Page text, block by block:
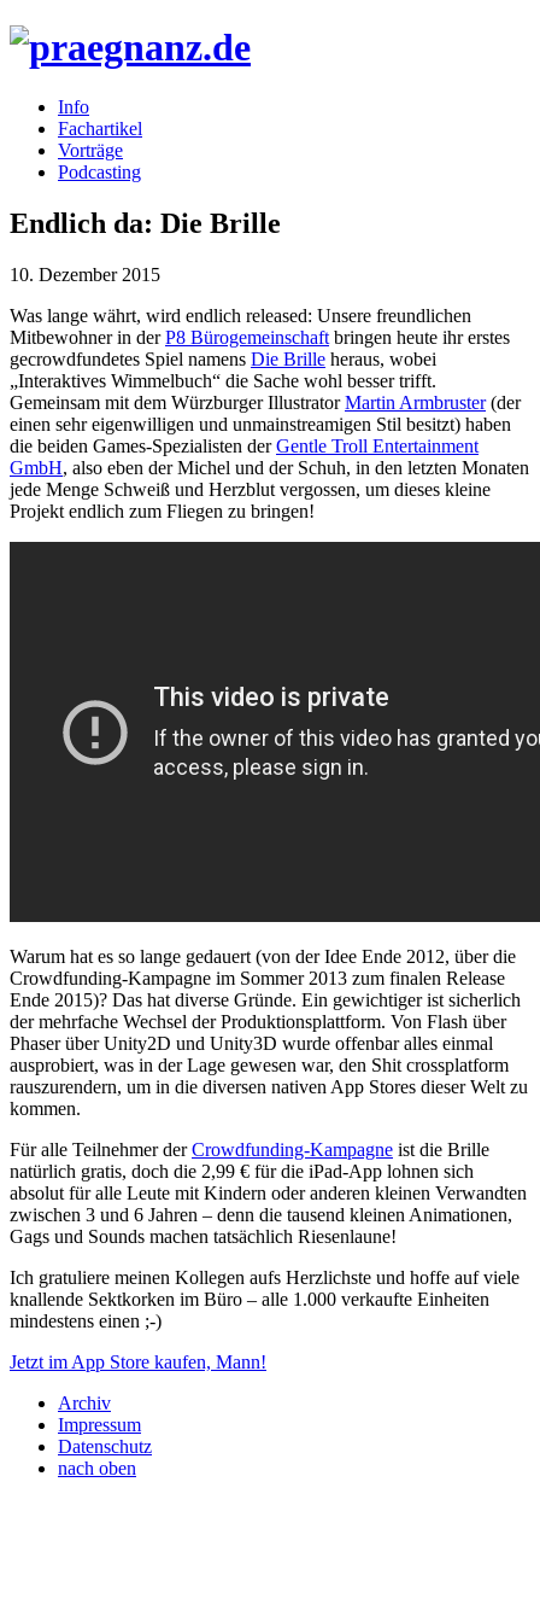
Info
Fachartikel
Vorträge
Podcasting
Endlich da: Die Brille
10. Dezember 2015
Was lange währt, wird endlich released: Unsere freundlichen
Mitbewohner in derP8 Bürogemeinschaft bringen heute ihr erstes
gecrowdfundetes Spiel namens Die Brille heraus, wobei
„Interaktives Wimmelbuch“ die Sache wohl besser trifft.
Gemeinsam mit dem Würzburger IllustratorMartin Armbruster(der
einen sehr eigenwilligen und unmainstreamigen Stil besitzt) haben
die beiden Games-Spezialisten derGentle Troll Entertainment
GmbH, also eben der Michel und der Schuh, in den letzten Monaten
jede Menge Schweiß und Herzblut vergossen, um dieses kleine
Projekt endlich zum Fliegen zu bringen!
Warum hat es so lange gedauert (von der Idee Ende 2012, über die
Crowdfunding-Kampagne im Sommer 2013 zum finalen Release
Ende 2015)? Das hat diverse Gründe. Ein gewichtiger ist sicherlich
der mehrfache Wechsel der Produktionsplattform. Von Flash über
Phaser über Unity2D und Unity3D wurde offenbar alles einmal
ausprobiert, was in der Lage gewesen war, den Shit crossplatform
rauszurendern, um in die diversen nativen App Stores dieser Welt zu
kommen.
Für alle Teilnehmer derCrowdfunding-Kampagne ist die Brille
natürlich gratis, doch die 2,99 € für die iPad-App lohnen sich
absolut für alle Leute mit Kindern oder anderen kleinen Verwandten
zwischen 3 und 6 Jahren – denn die tausend kleinen Animationen,
Gags und Sounds machen tatsächlich Riesenlaune!
Ich gratuliere meinen Kollegen aufs Herzlichste und hoffe auf viele
knallende Sektkorken im Büro – alle 1.000 verkaufte Einheiten
mindestens einen ;-)
Jetzt im App Store kaufen, Mann!
Archiv
Impressum
Datenschutz
nach oben